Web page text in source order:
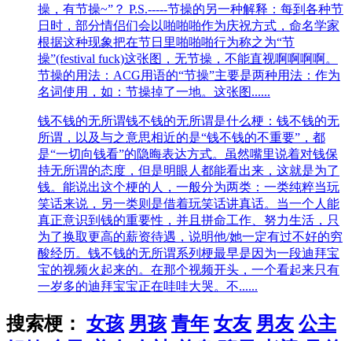
操，有节操~”？ P.S.-----节操的另一种解释：每到各种节
日时，部分情侣们会以啪啪啪作为庆祝方式，命名学家
根据这种现象把在节日里啪啪啪行为称之为“节
操”(festival fuck)这张图，无节操，不能直视啊啊啊啊。
节操的用法：ACG用语的“节操”主要是两种用法：作为
名词使用，如：节操掉了一地。这张图......
钱不钱的无所谓钱不钱的无所谓是什么梗：钱不钱的无
所谓，以及与之意思相近的是“钱不钱的不重要”，都
是“一切向钱看”的隐晦表达方式。虽然嘴里说着对钱保
持无所谓的态度，但是明眼人都能看出来，这就是为了
钱。能说出这个梗的人，一般分为两类：一类纯粹当玩
笑话来说，另一类则是借着玩笑话讲真话。当一个人能
真正意识到钱的重要性，并且拼命工作、努力生活，只
为了换取更高的薪资待遇，说明他/她一定有过不好的穷
酸经历。钱不钱的无所谓系列梗最早是因为一段迪拜宝
宝的视频火起来的。在那个视频开头，一个看起来只有
一岁多的迪拜宝宝正在哇哇大哭。不......
搜索梗： 女孩 男孩 青年 女友 男友 公主